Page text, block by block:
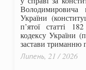
Володимировича
України
п’ятої статті
кодексу України
застави триманню
Липень, 21 / 2026